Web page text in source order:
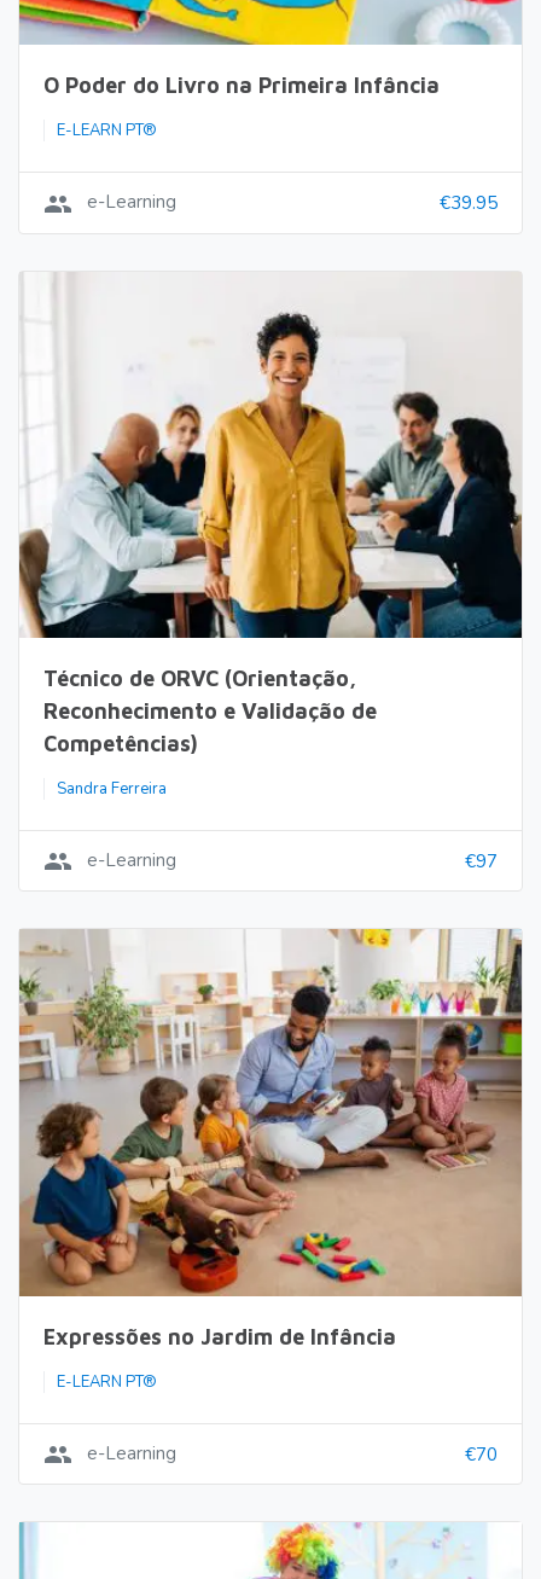
O Poder do Livro na Primeira Infância
E-LEARN PT®
group e-Learning €39.95
Técnico de ORVC (Orientação,
Reconhecimento e Validação de
Competências)
Sandra Ferreira
group e-Learning €97
Expressões no Jardim de Infância
E-LEARN PT®
group e-Learning €70